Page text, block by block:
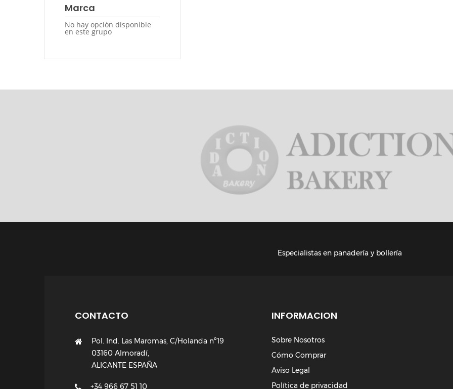
Marca
No hay opción disponible
en este grupo
Especialistas en panadería y bollería
CONTACTO
Pol. Ind. Las Maromas, C/Holanda nº19
03160 Almoradí,
ALICANTE ESPAÑA
+34 966 67 51 10
INFORMACION
Sobre Nosotros
Cómo Comprar
Aviso Legal
Política de privacidad